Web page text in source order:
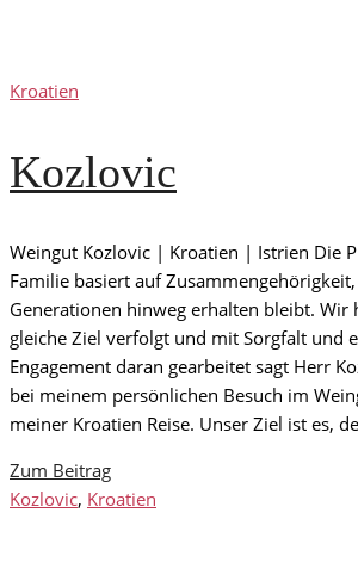
Kroatien
Kozlovic
Weingut Kozlovic | Kroatien | Istrien Die
Familie basiert auf
Generationen hinweg erhalten bleibt. Wir
gleiche Ziel verfolgt und mit Sorgfalt und
Engagement daran gearbeitet sagt Herr
bei meinem persönlichen Besuch im
meiner Kroatien Reise. Unser Ziel ist es,
Zum Beitrag
Kozlovic, Kroatien